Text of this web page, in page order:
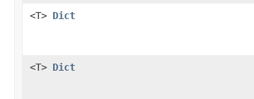
<T> Dict
<T> Dict